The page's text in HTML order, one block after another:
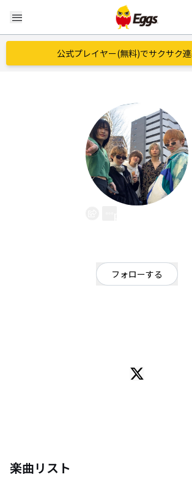
menu
公式プレイヤー(無料)でサクサク
フォローする
Gt.たくみ
楽曲リスト